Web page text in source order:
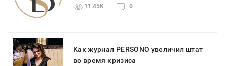
11.45K 0
Как журнал PERSONO увеличил штат
во время кризиса